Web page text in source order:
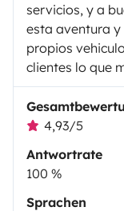
servicios, y a
esta aventura
propios
clientes lo que
4,93/5
Antwortrate
100 %
Sprachen